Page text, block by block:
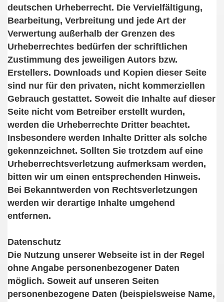
deutschen Urheberrecht. Die Vervielfältigung,
Bearbeitung, Verbreitung und jede Art der
Verwertung außerhalb der Grenzen des
Urheberrechtes bedürfen der schriftlichen
Zustimmung des jeweiligen Autors bzw.
Erstellers. Downloads und Kopien dieser Seite
sind nur für den privaten, nicht kommerziellen
Gebrauch gestattet. Soweit die Inhalte auf dieser
Seite nicht vom Betreiber erstellt wurden,
werden die Urheberrechte Dritter beachtet.
Insbesondere werden Inhalte Dritter als solche
gekennzeichnet. Sollten Sie trotzdem auf eine
Urheberrechtsverletzung aufmerksam werden,
bitten wir um einen entsprechenden Hinweis.
Bei Bekanntwerden von Rechtsverletzungen
werden wir derartige Inhalte umgehend
entfernen.
Datenschutz
Die Nutzung unserer Webseite ist in der Regel
ohne Angabe personenbezogener Daten
möglich. Soweit auf unseren Seiten
personenbezogene Daten (beispielsweise Name,